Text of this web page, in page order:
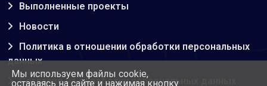
Выполненные проекты
Новости
Политика в отношении обработки персональных
данных
Согласие на обработку персональных данных
Мы используем файлы cookie,
оставаясь на сайте и нажимая кнопку